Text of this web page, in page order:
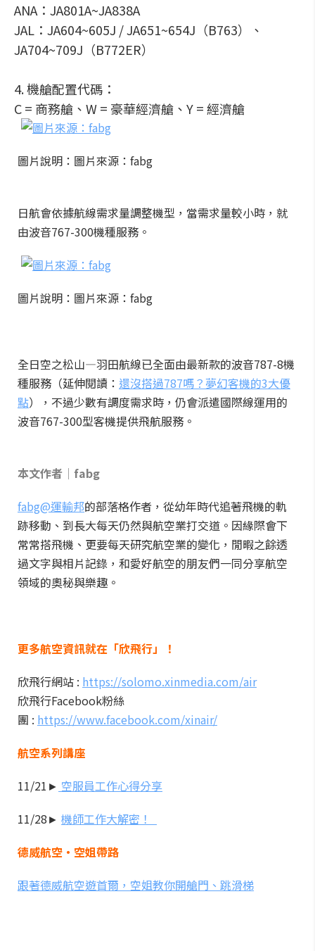
ANA：JA801A~JA838A
JAL：JA604~605J / JA651~654J（B763）、
JA704~709J（B772ER）
4. 機艙配置代碼：
C = 商務艙、W = 豪華經濟艙、Y = 經濟艙
圖片說明：圖片來源：fabg
日航會依據航線需求量調整機型，當需求量較小時，就
由波音767-300機種服務。
圖片說明：圖片來源：fabg
全日空之松山—羽田航線已全面由最新款的波音787-8機
種服務（延伸閱讀： 還沒搭過787嗎？夢幻客機的3大優
點），不過少數有調度需求時，仍會派遣國際線運用的
波音767-300型客機提供飛航服務。
本文作者│fabg
fabg@運輸邦的部落格作者，從幼年時代追著飛機的軌
跡移動、到長大每天仍然與航空業打交道。因緣際會下
常常搭飛機、更要每天研究航空業的變化，閒暇之餘透
過文字與相片記錄，和愛好航空的朋友們一同分享航空
領域的奧秘與樂趣。
更多航空資訊就在「欣飛行」！
欣飛行網站 : https://solomo.xinmedia.com/air
欣飛行Facebook粉絲
團 : https://www.facebook.com/xinair/
航空系列講座
11/21► 空服員工作心得分享
11/28► 機師工作大解密！
德威航空‧空姐帶路
跟著德威航空遊首爾，空姐教你開艙門、跳滑梯